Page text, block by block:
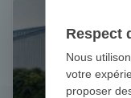
Respect
Nous
votre
proposer